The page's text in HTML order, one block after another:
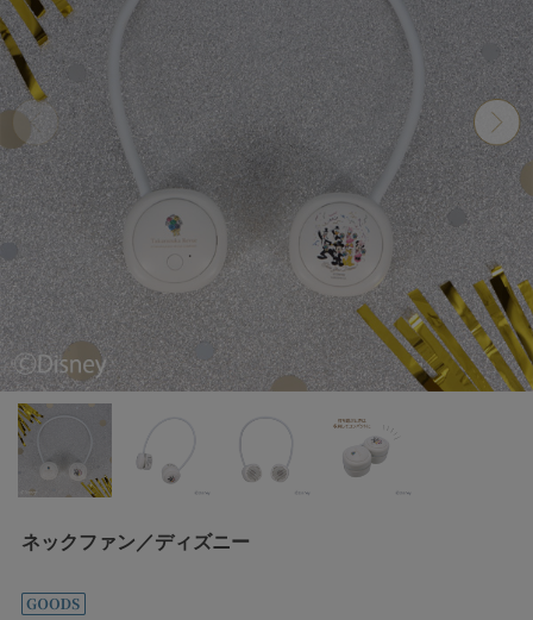
ネックファン／ディズニー